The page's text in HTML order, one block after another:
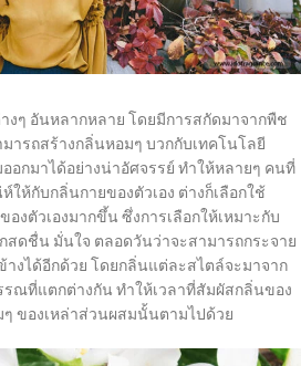
งๆ อันหลากหลาย โดยมีการสกัดมาจากพืช
ารถสร้างกลิ่นหอมๆ บวกกับเทคโนโลยี
อกมาได้อย่างน่าอัศจรรย์ ทำให้หลายๆ คนที่
ให้กับกลิ่นกายของตัวเอง ต่างก็เลือกใช้
งตัวเองมากขึ้น ซึ่งการเลือกให้เหมาะกับ
สดชื่น มั่นใจ ตลอดวันว่าจะสามารถกระจาย
งได้อีกด้วย โดยกลิ่นแต่ละสไตล์จะมาจาก
ณที่แตกต่างกัน ทำให้เวลาที่สัมผัสกลิ่นของ
ของเหล่าส่วนผสมนั้นตามไปด้วย